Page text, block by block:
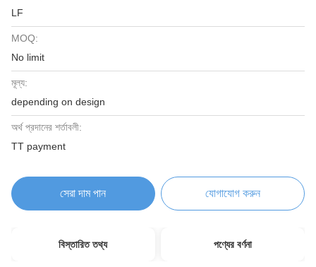
LF
MOQ:
No limit
মূল্য:
depending on design
অর্থ প্রদানের শর্তাবলী:
TT payment
সেরা দাম পান যোগাযোগ করুন
বিস্তারিত তথ্য পণ্যের বর্ণনা